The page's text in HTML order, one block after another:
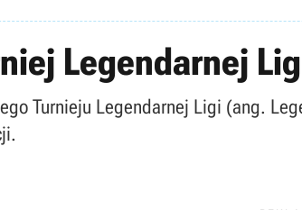
Legendarnej
Turnieju Legendarnej Ligi (ang.